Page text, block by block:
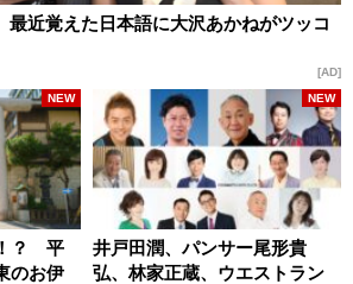
近覚えた日本語に大沢あかねがツッコ
AD
？ 平
のお伊
NEW
井戸田潤、パンサー尾形貴
弘、林家正蔵、ウエストラン
NEW